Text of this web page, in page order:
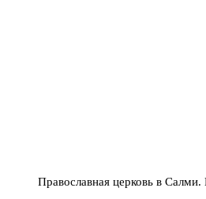
Православная церковь в